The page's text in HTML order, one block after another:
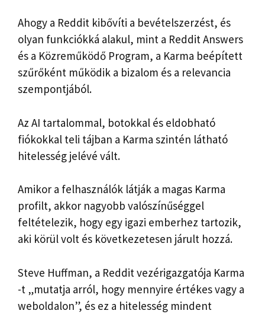
Ahogy a Reddit kibővíti a bevételszerzést, és
olyan funkciókká alakul, mint a Reddit Answers
és a Közreműködő Program, a Karma beépített
szűrőként működik a bizalom és a relevancia
szempontjából.
Az AI tartalommal, botokkal és eldobható
fiókokkal teli tájban a Karma szintén látható
hitelesség jelévé vált.
Amikor a felhasználók látják a magas Karma
profilt, akkor nagyobb valószínűséggel
feltételezik, hogy egy igazi emberhez tartozik,
aki körül volt és következetesen járult hozzá.
Steve Huffman, a Reddit vezérigazgatója Karma
-t „mutatja arról, hogy mennyire értékes vagy a
weboldalon”, és ez a hitelesség mindent